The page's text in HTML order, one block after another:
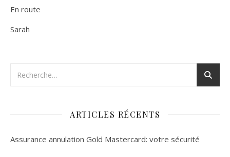
En route
Sarah
ARTICLES RÉCENTS
Assurance annulation Gold Mastercard: votre sécurité